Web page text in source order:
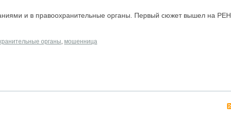
и в правоохранительные органы. Первый сюжет вышел на РЕН
органы, мошенница